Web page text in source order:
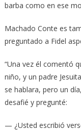
barba como en ese
Machado Conte es
preguntado a Fidel
“Una vez él comentó
niño, y un padre
se hablara, pero un
desafié y pregunté:
— ¿Usted escribió